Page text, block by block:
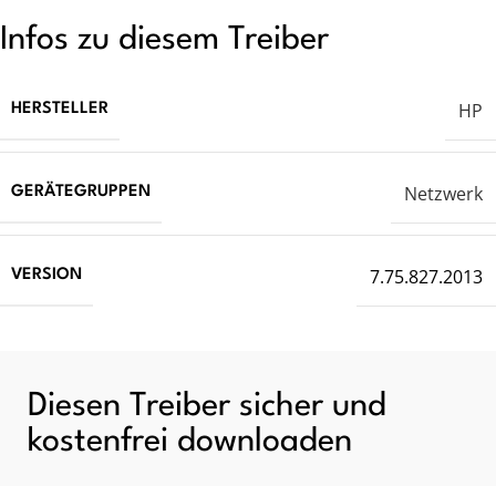
Infos zu diesem Treiber
HERSTELLER HP
GERÄTEGRUPPEN Netzwerk
VERSION 7.75.827.2013
Diesen Treiber sicher und
kostenfrei downloaden